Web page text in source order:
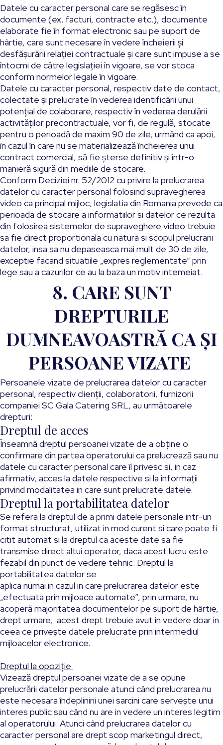
Datele cu caracter personal care se regăsesc în
documente (ex. facturi, contracte etc.), documente
elaborate fie în format electronic sau pe suport de
hârtie, care sunt necesare în vedere încheierii şi
desfăşurării relaţiei contractuale şi care sunt impuse a se
întocmi de către legislaţiei în vigoare, se vor stoca
conform normelor legale în vigoare.
Datele cu caracter personal, respectiv date de contact,
colectate şi prelucrate în vederea identificării unui
potenţial de colaborare, respectiv în vederea derulării
activităţilor precontractuale, vor fi, de regulă, stocate
pentru o perioadă de maxim 90 de zile, urmând ca apoi,
în cazul în care nu se materializează încheierea unui
contract comercial, să fie şterse definitiv şi într-o
manieră sigură din mediile de stocare.
Conform Deciziei nr. 52/2012 cu privire la prelucrarea
datelor cu caracter personal folosind supravegherea
video ca principal mijloc, legislatia din Romania prevede ca
perioada de stocare a informatiilor si datelor ce rezulta
din folosirea sistemelor de supraveghere video trebuie
sa fie direct proportionala cu natura si scopul prelucrarii
datelor, insa sa nu depaseasca mai mult de 30 de zile,
exceptie facand situatiile „expres reglementate” prin
lege sau a cazurilor ce au la baza un motiv intemeiat.
8. CARE SUNT
DREPTURILE
DUMNEAVOASTRĂ CA ŞI
PERSOANE VIZATE
Persoanele vizate de prelucrarea datelor cu caracter
personal, respectiv clienții, colaboratorii, furnizorii
companiei SC Gala Catering SRL, au următoarele
drepturi:
Dreptul de acces
Înseamnă dreptul persoanei vizate de a obține o
confirmare din partea operatorului ca prelucrează sau nu
datele cu caracter personal care îl privesc si, in caz
afirmativ, acces la datele respective si la informații
privind modalitatea in care sunt prelucrate datele.
Dreptul la portabilitatea datelor
Se refera la dreptul de a primi datele personale intr-un
format structurat, utilizat in mod curent si care poate fi
citit automat si la dreptul ca aceste date sa fie
transmise direct altui operator, daca acest lucru este
fezabil din punct de vedere tehnic. Dreptul la
portabilitatea datelor se
aplica numai in cazul in care prelucrarea datelor este
„efectuata prin mijloace automate“, prin urmare, nu
acoperă majoritatea documentelor pe suport de hârtie,
drept urmare, acest drept trebuie avut in vedere doar in
ceea ce privește datele prelucrate prin intermediul
mijloacelor electronice.
Dreptul la opoziție
Vizează dreptul persoanei vizate de a se opune
prelucrării datelor personale atunci când prelucrarea nu
este necesara îndeplinirii unei sarcini care servește unui
interes public sau când nu are in vedere un interes legitim
al operatorului. Atunci când prelucrarea datelor cu
caracter personal are drept scop marketingul direct,